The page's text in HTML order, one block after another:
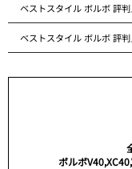
ベストスタイル ボルボ 評
ベストスタイル ボルボ 評
ボルボ